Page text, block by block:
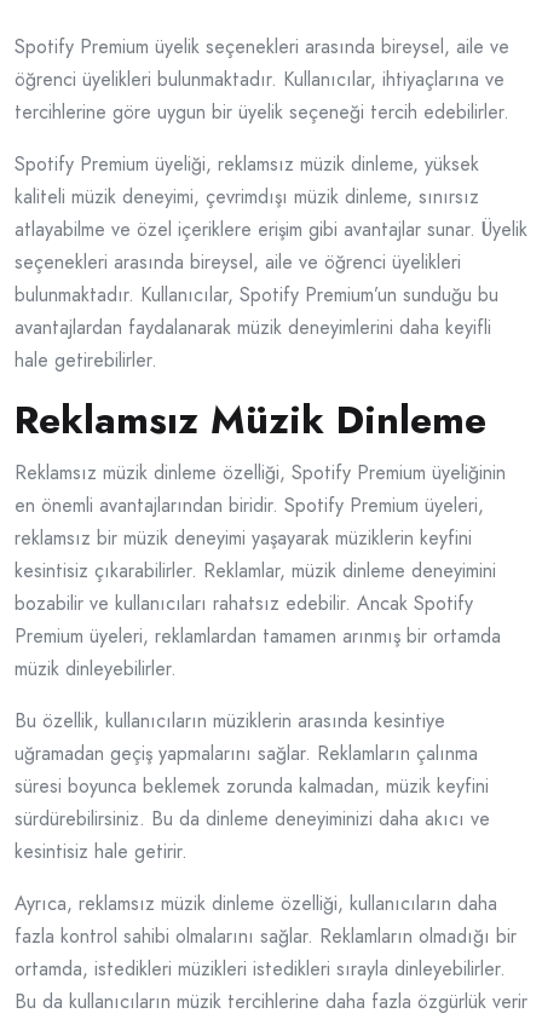
Spotify Premium üyelik seçenekleri arasında bireysel, aile ve
öğrenci üyelikleri bulunmaktadır. Kullanıcılar, ihtiyaçlarına ve
tercihlerine göre uygun bir üyelik seçeneği tercih edebilirler.
Spotify Premium üyeliği, reklamsız müzik dinleme, yüksek
kaliteli müzik deneyimi, çevrimdışı müzik dinleme, sınırsız
atlayabilme ve özel içeriklere erişim gibi avantajlar sunar. Üyelik
seçenekleri arasında bireysel, aile ve öğrenci üyelikleri
bulunmaktadır. Kullanıcılar, Spotify Premium’un sunduğu bu
avantajlardan faydalanarak müzik deneyimlerini daha keyifli
hale getirebilirler.
Reklamsız Müzik Dinleme
Reklamsız müzik dinleme özelliği, Spotify Premium üyeliğinin
en önemli avantajlarından biridir. Spotify Premium üyeleri,
reklamsız bir müzik deneyimi yaşayarak müziklerin keyfini
kesintisiz çıkarabilirler. Reklamlar, müzik dinleme deneyimini
bozabilir ve kullanıcıları rahatsız edebilir. Ancak Spotify
Premium üyeleri, reklamlardan tamamen arınmış bir ortamda
müzik dinleyebilirler.
Bu özellik, kullanıcıların müziklerin arasında kesintiye
uğramadan geçiş yapmalarını sağlar. Reklamların çalınma
süresi boyunca beklemek zorunda kalmadan, müzik keyfini
sürdürebilirsiniz. Bu da dinleme deneyiminizi daha akıcı ve
kesintisiz hale getirir.
Ayrıca, reklamsız müzik dinleme özelliği, kullanıcıların daha
fazla kontrol sahibi olmalarını sağlar. Reklamların olmadığı bir
ortamda, istedikleri müzikleri istedikleri sırayla dinleyebilirler.
Bu da kullanıcıların müzik tercihlerine daha fazla özgürlük verir